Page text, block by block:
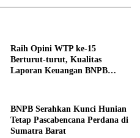
Raih Opini WTP ke-15
Berturut-turut, Kualitas
Laporan Keuangan BNPB
BNPB Serahkan Kunci Hunian
Tetap Pascabencana Perdana di
Sumatra Barat